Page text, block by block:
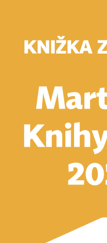
Vyhľadávanie
Vyhľadávanie